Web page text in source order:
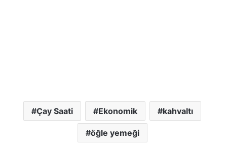
Çay Saati Ekonomik kahvaltı
öğle yemeği